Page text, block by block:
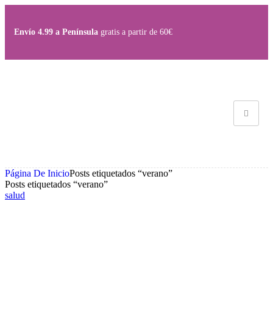
Envío 4.99 a Península gratis a partir de 60€
Página De InicioPosts etiquetados “verano”
Posts etiquetados “verano”
salud